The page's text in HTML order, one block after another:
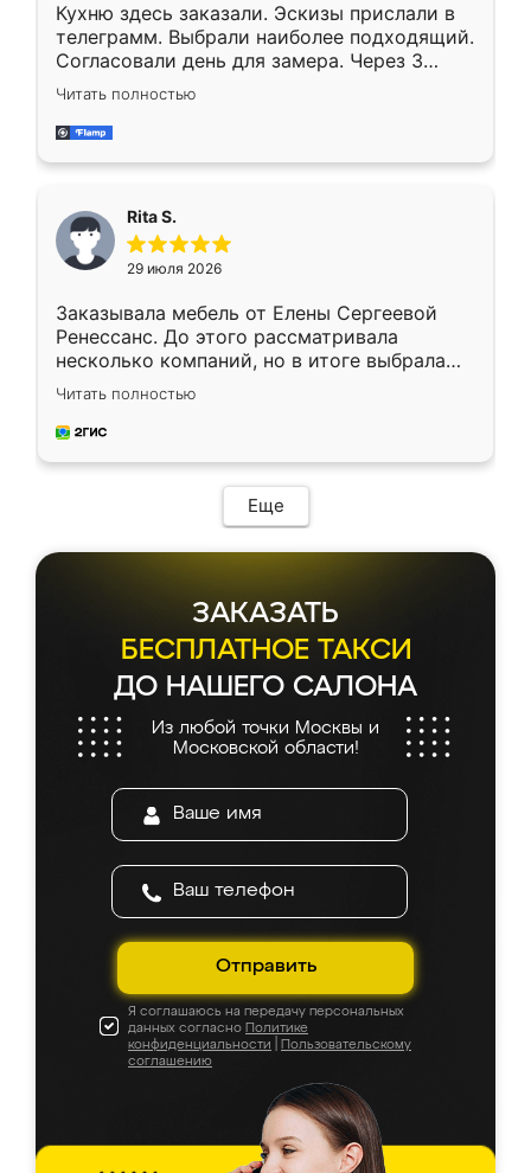
Кухню здесь заказали. Эскизы прислали в
телеграмм. Выбрали наиболее подходящий.
Согласовали день для замера. Через 3
недели кухня была уже готова. Остались
довольны работой. Спасибо Ренессанс
мебель за качественную работу!
Читать полностью
Rita S.
29 июля 2026
Заказывала мебель от Елены Сергеевой
Ренессанс. До этого рассматривала
несколько компаний, но в итоге выбрала
эту. Сначала обговорили условия, потом
приехал замерщик, всё спокойно объяснил
и снял размеры. Изготовили в срок, с
мебель сразу встала на свое место без
каких-либо доработок. Качеством осталась
довольна, все выглядит так, как и ожидала.
Читать полностью
Еще
ЗАКАЗАТЬ
БЕСПЛАТНОЕ ТАКСИ
ДО НАШЕГО САЛОНА
Из любой точки Москвы и
Московской области!
Отправить
Я соглашаюсь на передачу персональных
данных согласно Политике
конфиденциальности
Пользовательскому
соглашению